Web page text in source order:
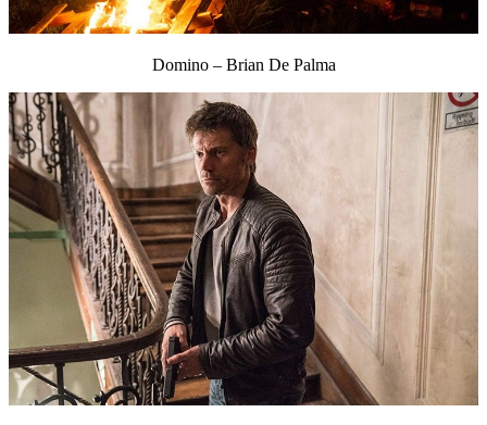
Domino – Brian De Palma